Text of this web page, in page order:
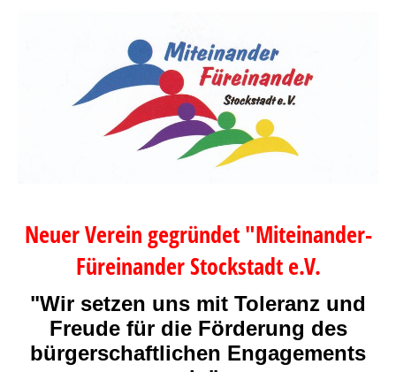
Neuer Verein gegründet "Miteinander-
Füreinander Stockstadt e.V.
"Wir setzen uns mit Toleranz und
Freude für die Förderung des
bürgerschaftlichen Engagements